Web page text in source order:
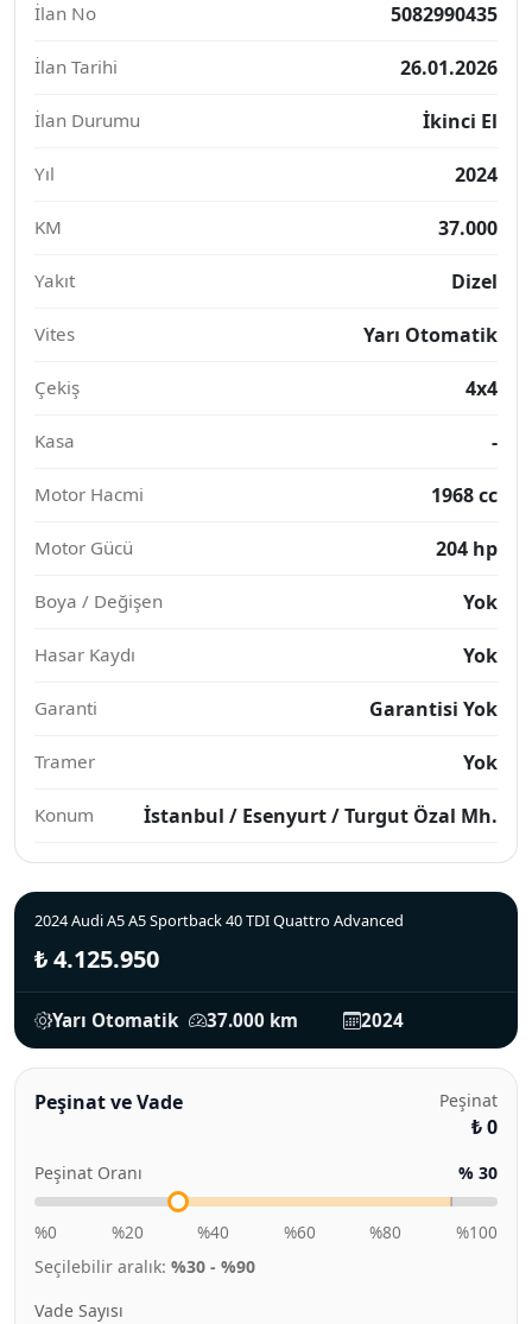
İlan No 5082990435
İlan Tarihi 26.01.2026
İlan Durumu İkinci El
Yıl 2024
KM 37.000
Yakıt Dizel
Vites Yarı Otomatik
Çekiş 4x4
Kasa -
Motor Hacmi 1968 cc
Motor Gücü 204 hp
Boya / Değişen Yok
Hasar Kaydı Yok
Garanti Garantisi Yok
Tramer Yok
Konum İstanbul / Esenyurt / Turgut Özal Mh.
2024 Audi A5 A5 Sportback 40 TDI Quattro Advanced
₺ 4.125.950
Yarı Otomatik 37.000 km 2024
Peşinat ve Vade Peşinat
₺ 0
Peşinat Oranı % 30
%0 %20 %40 %60 %80
%100
Seçilebilir aralık: %30 - %90
Vade Sayısı